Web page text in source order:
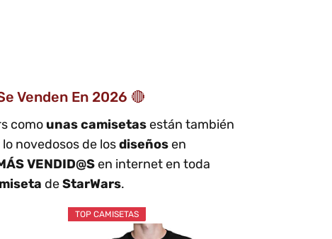
Venden En 2026 🔴
como unas camisetasestán también
novedosos de losdiseñosen
VENDID@Sen internet en toda
deStarWars.
TOP CAMISETAS